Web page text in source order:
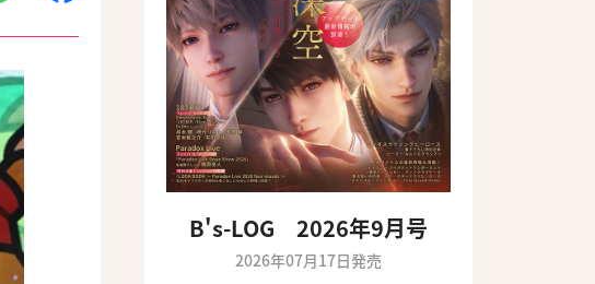
B's-LOG 2026年9月号
2026年07月17日発売